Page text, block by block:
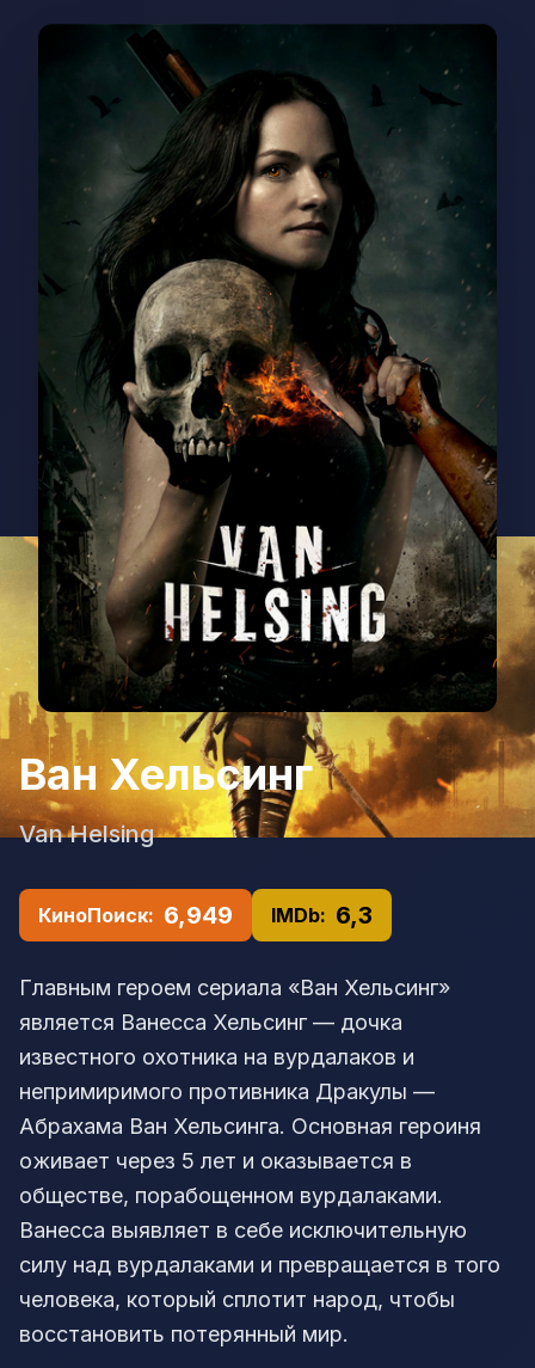
Ван Хельсинг
Van Helsing
КиноПоиск: 6,949 IMDb: 6,3
Главным героем сериала «Ван Хельсинг»
является Ванесса Хельсинг — дочка
известного охотника на вурдалаков и
непримиримого противника Дракулы —
Абрахама Ван Хельсинга. Основная героиня
оживает через 5 лет и оказывается в
обществе, порабощенном вурдалаками.
Ванесса выявляет в себе исключительную
силу над вурдалаками и превращается в того
человека, который сплотит народ, чтобы
восстановить потерянный мир.